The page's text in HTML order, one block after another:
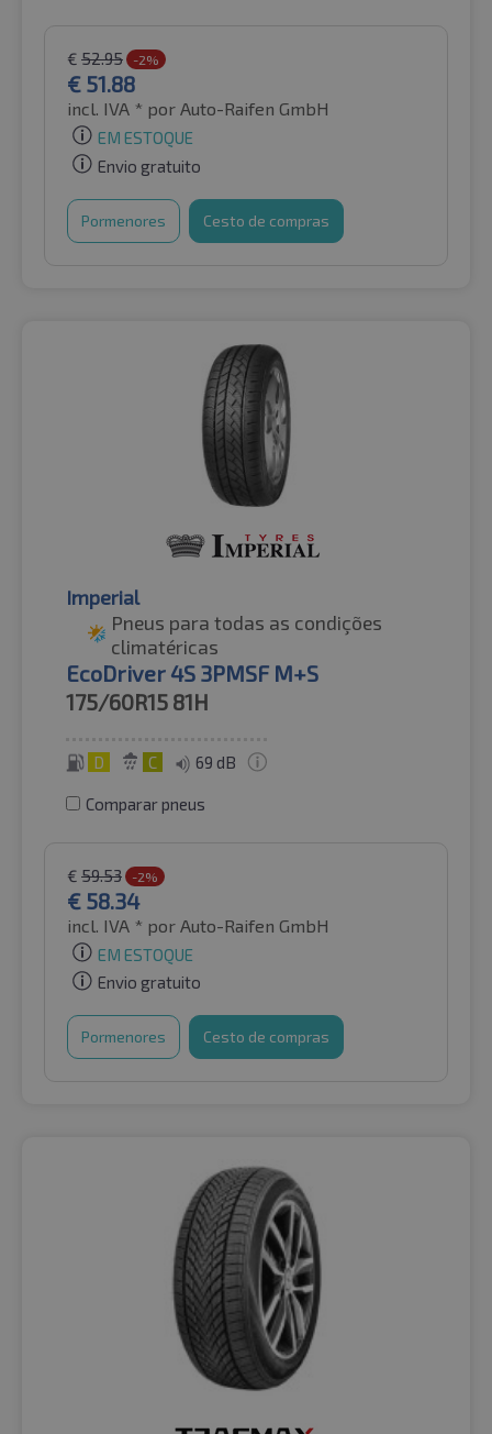
€ 52.95 -2%
€ 51.88
incl. IVA * por Auto-Raifen GmbH
EM ESTOQUE
Envio gratuito
Pormenores Cesto de compras
Imperial
Pneus para todas as condições
climatéricas
EcoDriver 4S 3PMSF M+S
175/60R15 81H
D C 69 dB
Comparar pneus
€ 59.53 -2%
€ 58.34
incl. IVA * por Auto-Raifen GmbH
EM ESTOQUE
Envio gratuito
Pormenores Cesto de compras